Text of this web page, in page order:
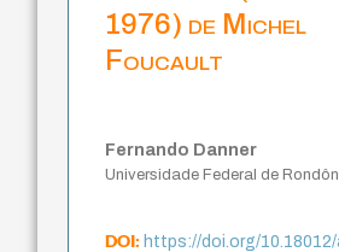
1976) de Michel
Foucault
Fernando Danner
Universidade Federal de
DOI:https://doi.org/